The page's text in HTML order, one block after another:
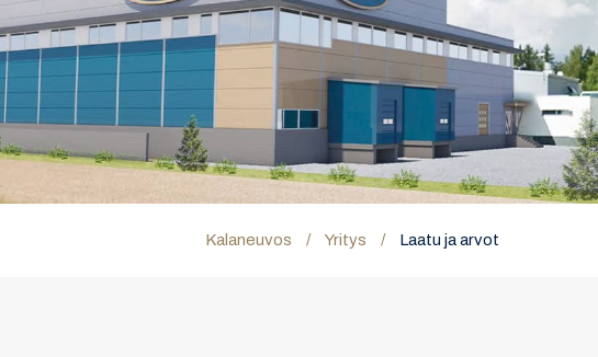
Kalaneuvos / Yritys / Laatu ja arvot